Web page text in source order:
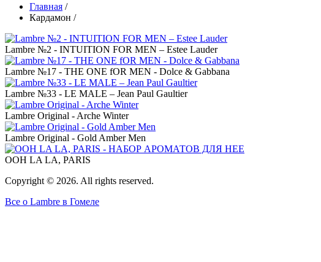
Строка
навигации
Главная /
Кардамон /
Lambre №2 - INTUITION FOR MEN – Estee Lauder
Lambre №17 - THE ONE fOR MEN - Dolce & Gabbana
Lambre №33 - LE MALE – Jean Paul Gaultier
Lambre Original - Arche Winter
Lambre Original - Gold Amber Men
OOH LA LA, PARIS
Copyright © 2026. All rights reserved.
Все о Lambre в Гомеле